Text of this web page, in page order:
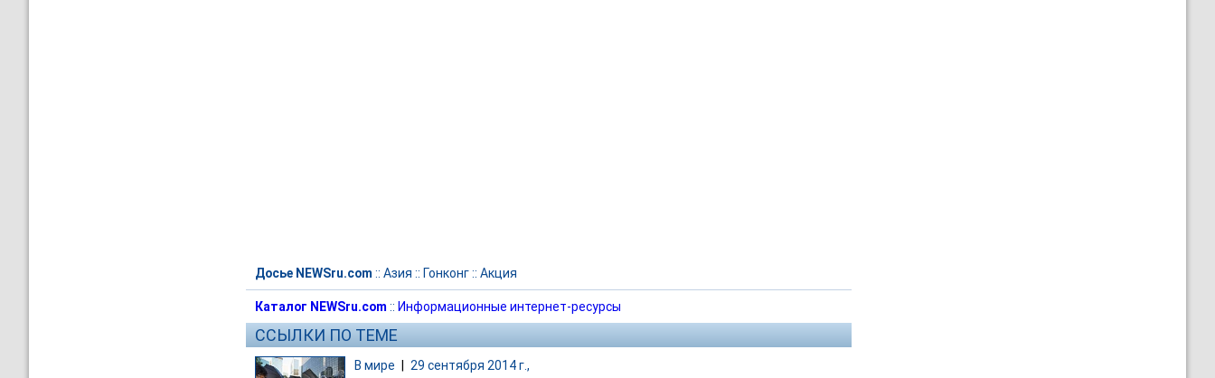
Досье NEWSru.com :: Азия :: Гонконг:: Акция
Каталог NEWSru.com :: Информационные интернет-ресурсы
ССЫЛКИ ПО ТЕМЕ
В мире 29 сентября 2014 г.,